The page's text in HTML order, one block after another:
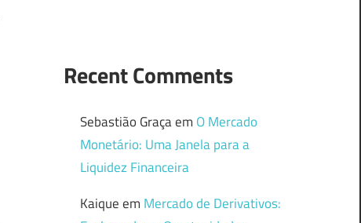
Recent Comments
Sebastião Graçaem O Mercado
Monetário: Uma Janela para a
Liquidez Financeira
Kaiqueem Mercado de Derivativos: